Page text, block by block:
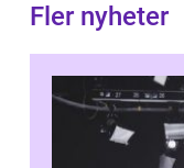
Fler nyheter